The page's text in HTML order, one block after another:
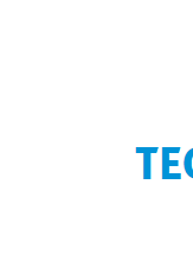
Informazioni